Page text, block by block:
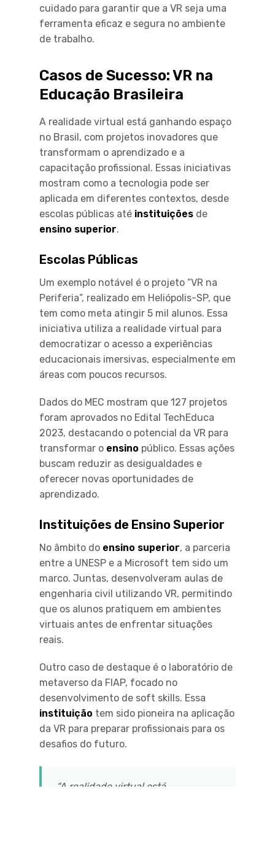
cuidado para garantir que a VR seja uma
ferramenta eficaz e segura no ambiente
de trabalho.
Casos de Sucesso: VR na
Educação Brasileira
A realidade virtual está ganhando espaço
no Brasil, com projetos inovadores que
transformam o aprendizado e a
capacitação profissional. Essas iniciativas
mostram como a tecnologia pode ser
aplicada em diferentes contextos, desde
escolas públicas até instituições de
ensino superior.
Escolas Públicas
Um exemplo notável é o projeto “VR na
Periferia”, realizado em Heliópolis-SP, que
tem como meta atingir 5 mil alunos. Essa
iniciativa utiliza a realidade virtual para
democratizar o acesso a experiências
educacionais imersivas, especialmente em
áreas com poucos recursos.
Dados do MEC mostram que 127 projetos
foram aprovados no Edital TechEduca
2023, destacando o potencial da VR para
transformar o ensino público. Essas ações
buscam reduzir as desigualdades e
oferecer novas oportunidades de
aprendizado.
Instituições de Ensino Superior
No âmbito do ensino superior, a parceria
entre a UNESP e a Microsoft tem sido um
marco. Juntas, desenvolveram aulas de
engenharia civil utilizando VR, permitindo
que os alunos pratiquem em ambientes
virtuais antes de enfrentar situações
reais.
Outro caso de destaque é o laboratório de
metaverso da FIAP, focado no
desenvolvimento de soft skills. Essa
instituição tem sido pioneira na aplicação
da VR para preparar profissionais para os
desafios do futuro.
“A realidade virtual está